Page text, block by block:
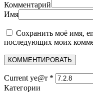
Комментарий
Имя
Сохранить моё имя,
последующих моих
Current ye@r *
Категории